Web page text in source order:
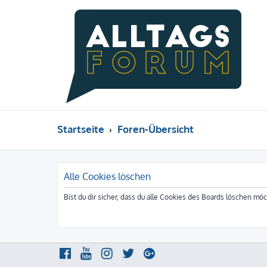
Startseite Foren-Übersicht
Alle Cookies löschen
Bist du dir sicher, dass du alle Cookies des Boards löschen